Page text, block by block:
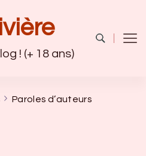
! (+ 18 ans)
Paroles d’auteurs